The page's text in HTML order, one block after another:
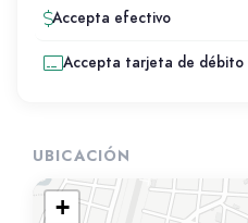
Accepta efectivo
Accepta tarjeta de débito
UBICACIÓN
+